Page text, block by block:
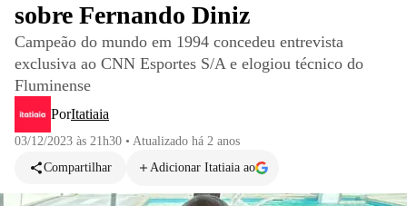
sobre Fernando Diniz
Campeão do mundo em 1994 concedeu entrevista
exclusiva ao CNN Esportes S/A e elogiou técnico do
Fluminense
PorItatiaia
03/12/2023 às 21h30 • Atualizado há 2 anos
Compartilhar
Adicionar Itatiaia ao